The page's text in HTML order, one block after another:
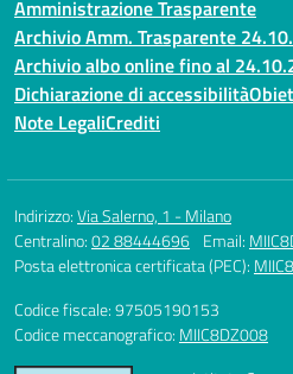
Amministrazione Trasparente
Archivio Amm. Trasparente
Archivio albo online fino al
Dichiarazione di accessibilità
Note LegaliCrediti
Indirizzo:Via Salerno, 1 - Milano
Centralino:02 88444696 Email:
Posta elettronica certificata (PEC):
Codice fiscale: 97505190153
Codice meccanografico: MIIC8DZ008